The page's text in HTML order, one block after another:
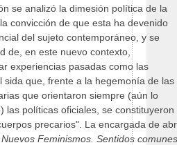
se analizó la dimesión política de la
convicción de que esta ha devenido
del sujeto contemporáneo, y se
de, en este nuevo contexto,
experiencias pasadas como las
sida que, frente a la hegemonía de las
que orientaron siempre (aún lo
las políticas oficiales, se constituyeron
precarios". La encargada de
Nuevos Feminismos. Sentidos